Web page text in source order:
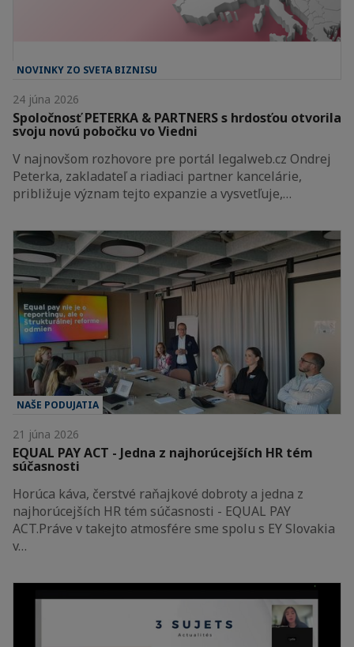
NOVINKY ZO SVETA BIZNISU
24 júna 2026
Spoločnosť PETERKA & PARTNERS s hrdosťou otvorila
svoju novú pobočku vo Viedni
V najnovšom rozhovore pre portál legalweb.cz Ondrej
Peterka, zakladateľ a riadiaci partner kancelárie,
približuje význam tejto expanzie a vysvetľuje,…
NAŠE PODUJATIA
21 júna 2026
EQUAL PAY ACT - Jedna z najhorúcejších HR tém
súčasnosti
Horúca káva, čerstvé raňajkové dobroty a jedna z
najhorúcejších HR tém súčasnosti - EQUAL PAY
ACT.Práve v takejto atmosfére sme spolu s EY Slovakia
v…